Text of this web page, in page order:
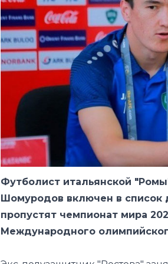
Футболист итальянской
Шомуродов включен в список
пропустят чемпионат мира
Международного
Экс-полузащитник "Ростова"
"Среднеазиатский регион